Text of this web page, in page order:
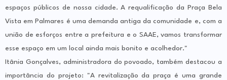
espaços públicos de nossa cidade. A requalificação da Praça Bela
Vista em Palmares é uma demanda antiga da comunidade e, com a
união de esforços entre a prefeitura e o SAAE, vamos transformar
esse espaço em um local ainda mais bonito e acolhedor."
Itânia Gonçalves, administradora do povoado, também destacou a
importância do projeto: "A revitalização da praça é uma grande